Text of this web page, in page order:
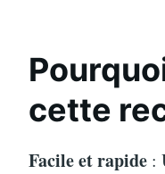
cette
Facile et rapide :